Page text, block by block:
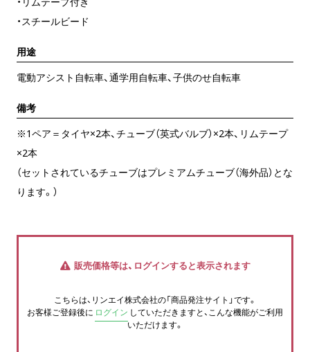
・スチールビード
用途
電動アシスト自転車、通学用自転車、子供のせ自転車
備考
※1ペア＝タイヤ×2本、チューブ（英式バルブ）×2本、リムテープ
×2本
（セットされているチューブはプレミアムチューブ（海外品）とな
ります。）
販売価格等は、ログインすると表示されます
こちらは、リンエイ株式会社の「商品発注サイト」です。
お客様ご登録後に ログイン していただきますと、こんな機能がご利用
いただけます。